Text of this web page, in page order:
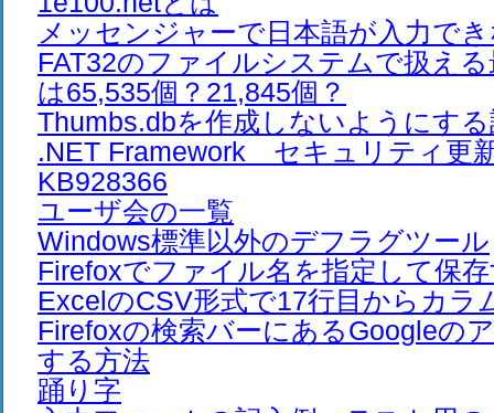
メッセンジャーで日本語が入力で
FAT32のファイルシステムで扱え
は65,535個？21,845個？
Thumbs.dbを作成しないようにす
.NET Framework セキュリティ
KB928366
ユーザ会の一覧
Windows標準以外のデフラグツール
Firefoxでファイル名を指定して保
ExcelのCSV形式で17行目からカラ
Firefoxの検索バーにあるGoogleの
する方法
踊り字